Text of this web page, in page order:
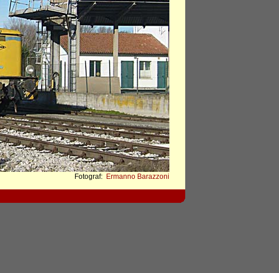
Fotograf: Ermanno Barazzoni